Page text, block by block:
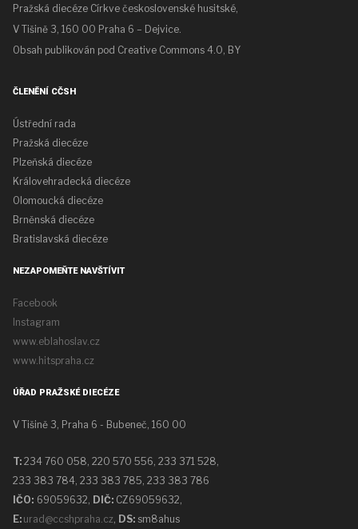
Pražská diecéze Církve československé husitské,
V Tišině 3, 160 00 Praha 6 – Dejvice.
Obsah publikován pod Creative Commons 4.0, BY
ČLENĚNÍ CČSH
Ústřední rada
Pražská diecéze
Plzeňská diecéze
Královehradecká diecéze
Olomoucká diecéze
Brněnská diecéze
Bratislavská diecéze
NEZAPOMEŇTE NAVŠTÍVIT
Facebook
Instagram
www.eblahoslav.cz
www.hitspraha.cz
ÚŘAD PRAŽSKÉ DIECÉZE
V Tišině 3, Praha 6 - Bubeneč, 160 00
T: 234 760 058, 220 570 556, 233 371 528,
233 383 784, 233 383 785, 233 383 786
IČO: 69059632, DIČ: CZ69059632
E: urad@ccshpraha.cz DS: sm8ahus